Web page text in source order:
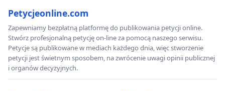
Petycjeonline.com
Zapewniamy bezpłatną platformę do publikowania petycji online.
Stwórz profesjonalną petycję on-line za pomocą naszego serwisu.
Petycje są publikowane w mediach każdego dnia, więc stworzenie
petycji jest świetnym sposobem, na zwrócenie uwagi opinii publicznej
i organów decyzyjnych.